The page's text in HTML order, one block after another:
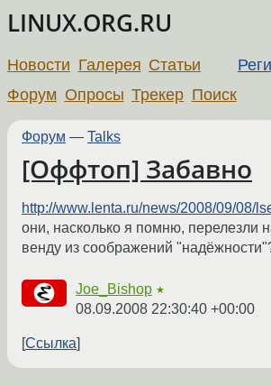
LINUX.ORG.RU
Новости Галерея Статьи
Форум Опросы Трекер Поиск
Форум — Talks
[Оффтоп] Забавно
http://www.lenta.ru/news/2008/09/08/
они, насколько я помню, перелезли
венду из соображений
Joe_Bishop ★
08.09.2008 22:30:40 +00:00
Ссылка